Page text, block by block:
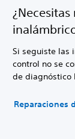
Si seguiste las
control no se
de diagnóstico
Reparaciones